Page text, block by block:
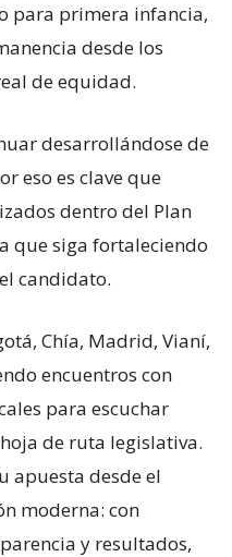
primera infancia,
desde los
de equidad.
desarrollándose de
eso es clave que
dentro del Plan
que siga fortaleciendo
candidato.
Chía, Madrid, Vianí,
encuentros con
para escuchar
de ruta legislativa.
apuesta desde el
moderna: con
y resultados,